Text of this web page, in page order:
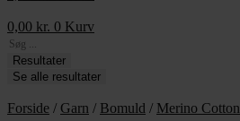
0,00 kr. 0 Kurv
Search
...Resultater
Se alle resultater
Forside / Garn / Bomuld / Merino Cotton